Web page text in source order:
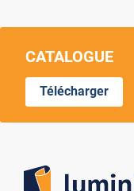
CATALOGUE
Télécharger